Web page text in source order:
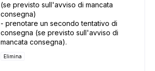
(se previsto sull'avviso di mancata
consegna)
- prenotare un secondo tentativo di
consegna (se previsto sull'avviso di
mancata consegna).
Elimina